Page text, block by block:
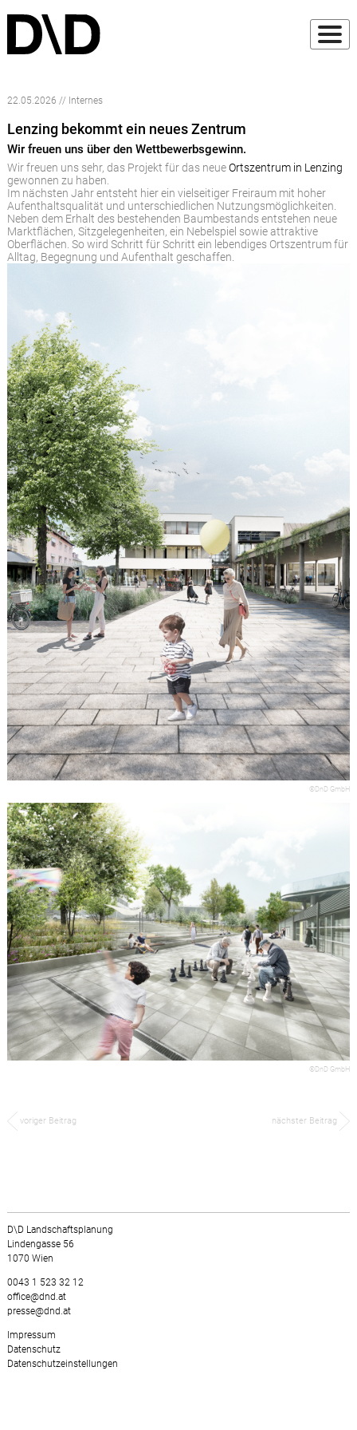
22.05.2026 // Internes
Lenzing bekommt ein neues Zentrum
Wir freuen uns über den Wettbewerbsgewinn.
Wir freuen uns sehr, das Projekt für das neueOrtszentrum in Lenzing
gewonnen zu haben.
Im nächsten Jahr entsteht hier ein vielseitiger Freiraum mit hoher
Aufenthaltsqualität und unterschiedlichen Nutzungsmöglichkeiten.
Neben dem Erhalt des bestehenden Baumbestands entstehen neue
Marktflächen, Sitzgelegenheiten, ein Nebelspiel sowie attraktive
Oberflächen. So wird Schritt für Schritt ein lebendiges Ortszentrum für
Alltag, Begegnung und Aufenthalt geschaffen.
©DnD GmbH
©DnD GmbH
voriger Beitrag nächster Beitrag
D\D Landschaftsplanung
Lindengasse 56
1070 Wien
0043 1 523 32 12
office@dnd.at
presse@dnd.at
Impressum
Datenschutz
Datenschutzeinstellungen